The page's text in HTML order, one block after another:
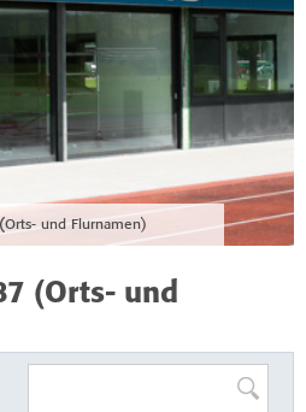
und Flurnamen)
(Orts- und